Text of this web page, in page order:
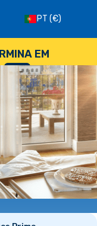
PT (€)
EM
--
SEGUNDOS